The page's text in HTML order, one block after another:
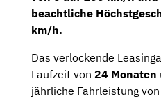
beachtliche
km/h.
Das verlockende
Laufzeit von 24 Monaten
jährliche Fahrleistung von